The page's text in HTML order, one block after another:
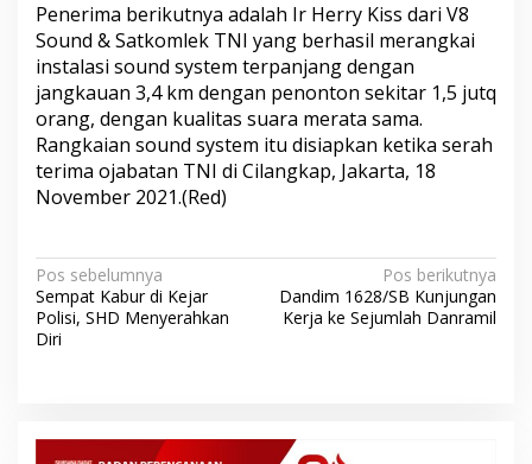
Penerima berikutnya adalah Ir Herry Kiss dari V8
Sound & Satkomlek TNI yang berhasil merangkai
instalasi sound system terpanjang dengan
jangkauan 3,4 km dengan penonton sekitar 1,5 jutq
orang, dengan kualitas suara merata sama.
Rangkaian sound system itu disiapkan ketika serah
terima ojabatan TNI di Cilangkap, Jakarta, 18
November 2021.(Red)
N
a
v
a
Pos sebelumnya
Sempat Kabur di Kejar
Polisi, SHD Menyerahkan
Diri
Pos berikutnya
Dandim 1628/SB Kunjungan
Kerja ke Sejumlah Danramil